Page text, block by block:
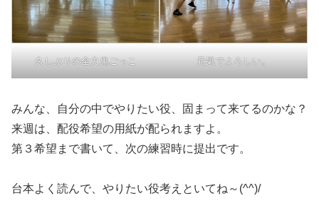
久しぶりの全力鬼ごっこ 元気でよろしい。
みんな、自分の中でやりたい役、固まって来てるのかな？
来週は、配役希望の用紙が配られますよ。
第３希望まで書いて、次の練習時に提出です。
台本よく読んで、やりたい役考えといてね～(^^)/